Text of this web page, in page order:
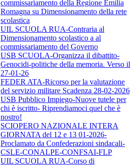
commissariamento della Regione Emilia
Romagna su Dimensionamento della rete
scolastica
UIL SCUOLA RUA-Contraria al
Dimensionamento scolastico a al
commissariamento del Governo
USB SCUOLA-Organizza il dibattito-
Genocidi-politiche della memoria. Verso il
27-01-26
FEDER ATA-Ricorso per la valutazione
del servizio militare Scadenza 28-02-2026
USB Pubblico Impiego-Nuove tutele per
chi è iscritto- Riprendiamoci quel che è
nostro!
SCIOPERO NAZIONALE INTERA
GIORNATA del 12 e 13 01-2026-
Proclamato da Confederazioni sindacali-
CSLE-CONALPE-CONFSAI-FLP
UIL SCUOLA RUA-Corso di